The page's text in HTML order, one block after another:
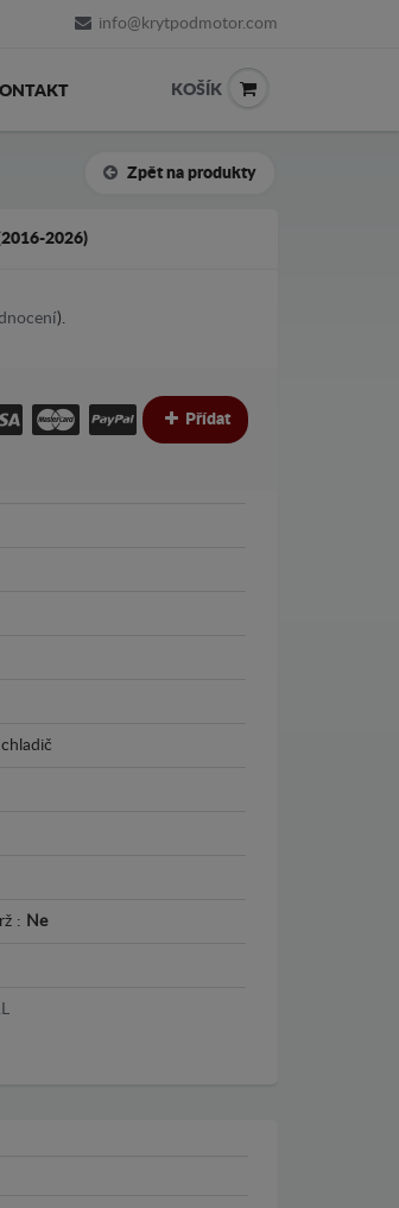
info@krytpodmotor.com
KOŠÍK
Zpět na produkty
2026)
).
Přídat
: Ne